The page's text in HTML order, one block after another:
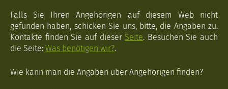
Falls Sie Ihren Angehörigen auf diesem Web nicht
gefunden haben, schicken Sie uns, bitte, die Angaben zu.
Kontakte finden Sie auf dieser Seite. Besuchen Sie auch
die Seite: Was benötigen wir?.
Wie kann man die Angaben über Angehörigen finden?